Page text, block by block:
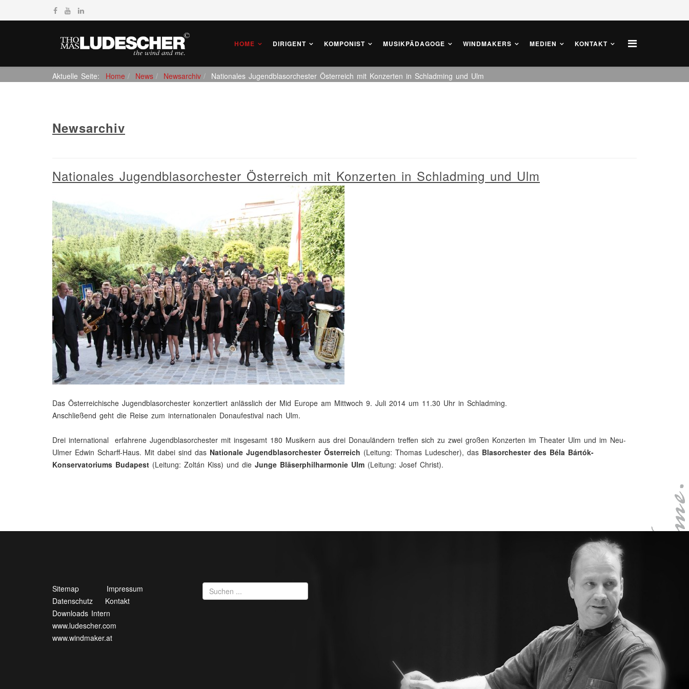
HOME DIRIGENT KOMPONIST MUSIKPÄDAGOGE WINDMAKERS MEDIEN KONTAKT
Aktuelle Seite: Home News Newsarchiv Nationales Jugendblasorchester Österreich mit Konzerten in Schladming und Ulm
Newsarchiv
Nationales Jugendblasorchester Österreich mit Konzerten in Schladming und Ulm
Das Österreichische Jugendblasorchester konzertiert anlässlich der Mid Europe am Mittwoch 9. Juli 2014 um 11.30 Uhr in Schladming.
Anschließend geht die Reise zum internationalen Donaufestival nach Ulm.
Drei international erfahrene Jugendblasorchester mit insgesamt 180 Musikern aus drei Donauländern treffen sich zu zwei großen Konzerten im Theater Ulm und im Neu-
Ulmer Edwin Scharff-Haus. Mit dabei sind das Nationale Jugendblasorchester Österreich (Leitung: Thomas Ludescher), das Blasorchester des Béla Bártók-
Konservatoriums Budapest (Leitung: Zoltán Kiss) und die Junge Bläserphilharmonie Ulm (Leitung: Josef Christ).
Sitemap
Impressum
Datenschutz
Kontakt
Downloads Intern
www.ludescher.com
www.windmaker.at